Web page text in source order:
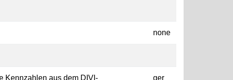
none
Kennzahlen aus dem DIVI-
ger